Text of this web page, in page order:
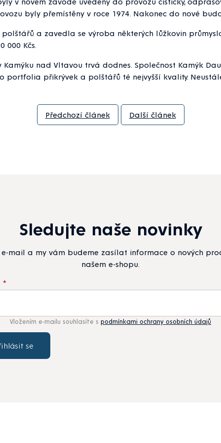
byly přemístěny v roce 1974. Nakonec do nové
a zavedla se výroba některých lůžkovin
000 Kčs.
nad Vltavou trvá dodnes. Společnost Kamýk
přikrývek a polštářů té nejvyšší kvality.
Předchozí článek Další článek
Sledujte naše novinky
e-mail a my vám budeme zasílat informace o nových
našem e-shopu.
Vložením e-mailu souhlasíte s podmínkami ochrany osobních údajů
se